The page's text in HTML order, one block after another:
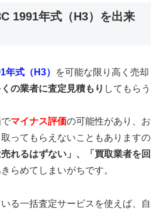
1991年式（H3）を出来
年式（H3）
を可能な限り高く売却
の業者に査定見積もり してもらう
マイナス評価の可能性があり、お
ってもらえないこともありますの
売れるはずない」、「買取業者を回
らめてしまいがちです。
る一括査定サービスを使えば、自